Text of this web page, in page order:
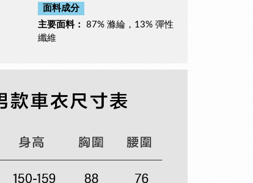
面料成分
主要面料：
87% 滌綸，13% 彈性
纖維